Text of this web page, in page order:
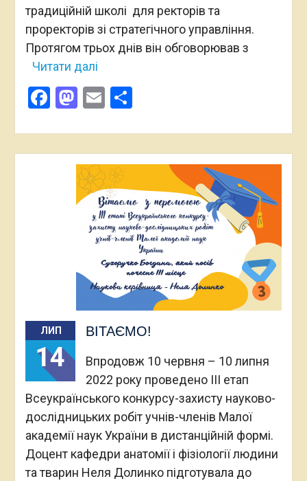
традиційній школі для ректорів та
проректорів зі стратегічного управління.
Протягом трьох днів він обговорював з
Читати далі
Facebook
Mastodon
EmailПоділитися
ЛИП
14
ВІТАЄМО!
Впродовж 10 червня – 10 липня
2022 року проведено IІI етап
Всеукраїнського конкурсу-захисту науково-
дослідницьких робіт учнів-членів Малої
академії наук України в дистанційній формі.
Доцент кафедри анатомії і фізіології людини
та тварин Неля Долинко підготувала до